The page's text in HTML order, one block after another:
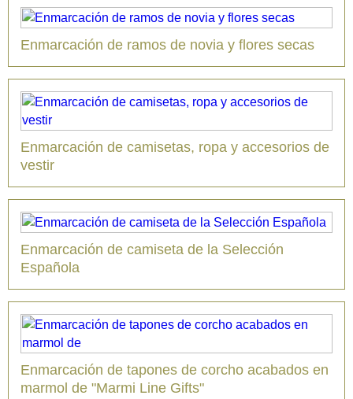
Enmarcación de ramos de novia y flores secas
Enmarcación de camisetas, ropa y accesorios de
vestir
Enmarcación de camiseta de la Selección
Española
Enmarcación de tapones de corcho acabados en
marmol de "Marmi Line Gifts"